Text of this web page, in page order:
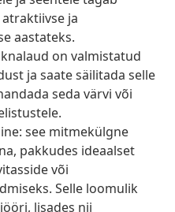
ja
aastateks.
on valmistatud
ja saate säilitada selle
seda värvi või
see mitmekülgne
pakkudes ideaalset
või
Selle loomulik
lisades nii